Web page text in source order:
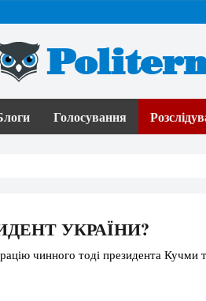
Голосування
УКРАЇНИ?
чинного тоді президента Кучми